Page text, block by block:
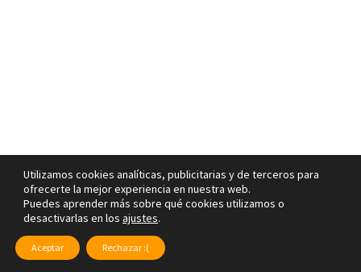
Utilizamos cookies analíticas, publicitarias y de terceros para
ofrecerte la mejor experiencia en nuestra web.
Puedes aprender más sobre qué cookies utilizamos o
desactivarlas en los ajustes.
Aceptar Rechazar :(